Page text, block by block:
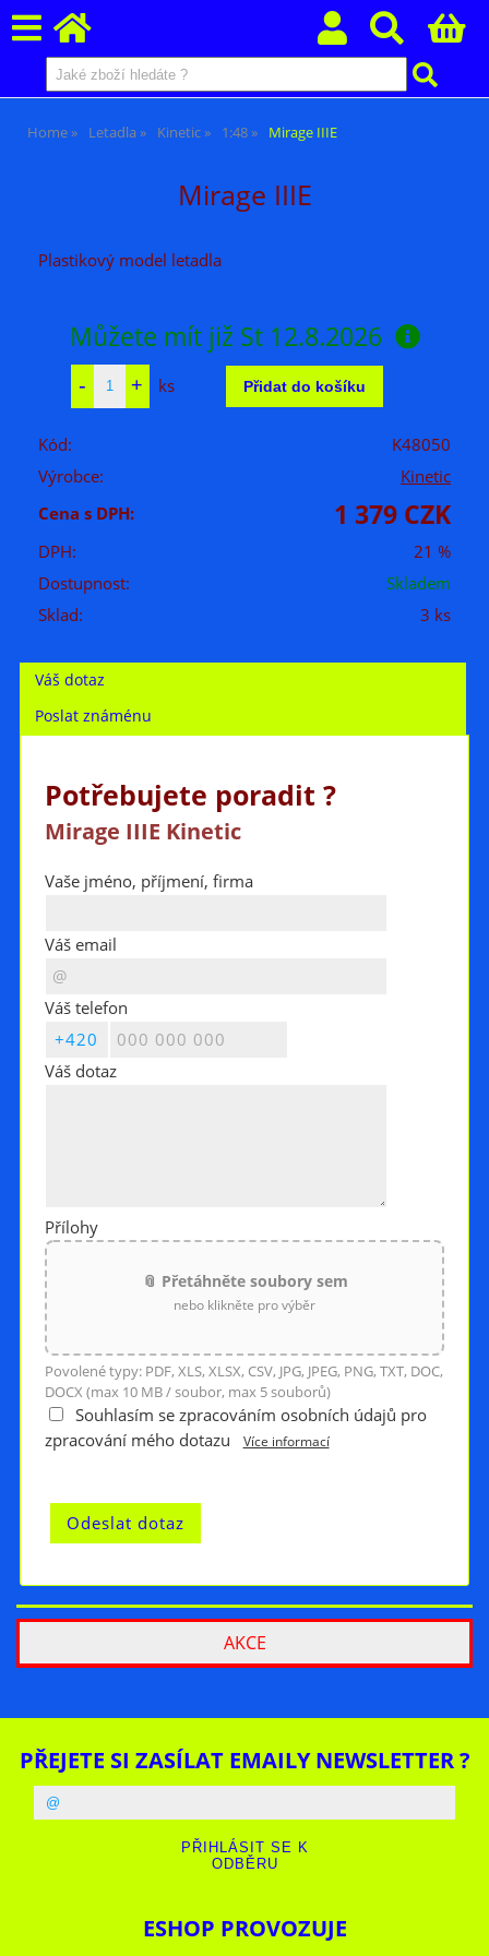
Home Letadla Kinetic 1:48 Mirage IIIE
Mirage IIIE
Plastikový model letadla
Můžete mít již St 12.8.2026
ks
Kód:
K48050
Výrobce:
Kinetic
Cena s DPH:
1 379 CZK
DPH:
21 %
Dostupnost:
Skladem
Sklad:
3 ks
Váš dotaz
Poslat známénu
Potřebujete poradit ?
Mirage IIIE Kinetic
Vaše jméno, příjmení, firma
Váš email
Váš telefon
Váš dotaz
Přílohy
📎 Přetáhněte soubory sem
nebo klikněte pro výběr
Povolené typy: PDF, XLS, XLSX, CSV, JPG, JPEG, PNG, TXT, DOC,
DOCX (max 10 MB / soubor, max 5 souborů)
Souhlasím se zpracováním osobních údajů pro
zpracování mého dotazu
Více informací
AKCE
PŘEJETE SI ZASÍLAT EMAILY NEWSLETTER ?
ESHOP PROVOZUJE